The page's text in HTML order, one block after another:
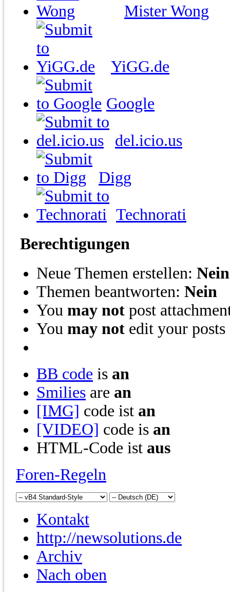
Mister Wong
YiGG.de
Google
del.icio.us
Digg
Technorati
Berechtigungen
Neue Themen erstellen: Nein
Themen beantworten: Nein
You may not post
You may not edit your posts
BB code is an
Smilies are an
[IMG] code ist an
[VIDEO] code is an
HTML-Code ist aus
Foren-Regeln
Kontakt
http://newsolutions.de
Archiv
Nach oben